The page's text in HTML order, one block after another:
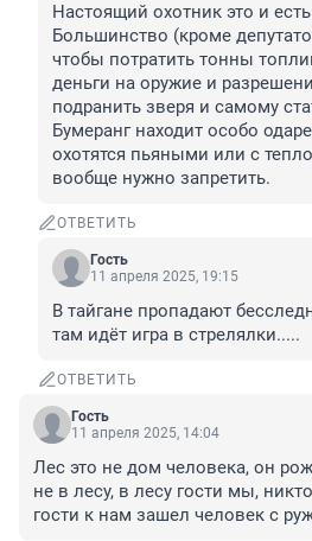
Настоящий охотник это и
Большинство (кроме
чтобы потратить тонны
деньги на оружие и
подранить зверя и самому
Бумеранг находит особо
охотятся пьяными или с
вообще нужно запретить.
ОТВЕТИТЬ
Гость
11 апреля 2025, 19:15
В тайгане пропадают
там идёт игра в стрелялки.....
ОТВЕТИТЬ
Гость
11 апреля 2025, 14:04
Лес это не дом человека, он
не в лесу, в лесу гости мы,
гости к нам зашел человек с